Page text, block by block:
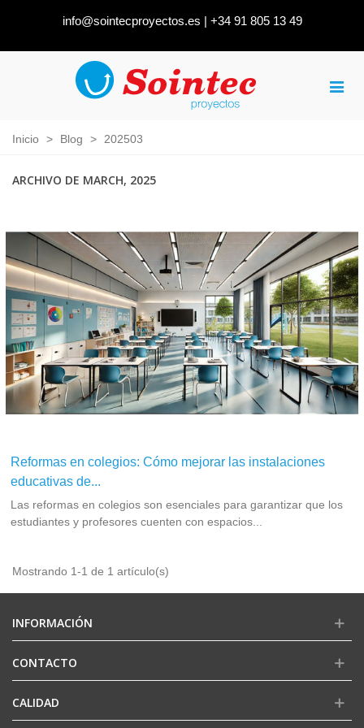
info@sointecproyectos.es | +34 91 805 13 49
Inicio > Blog > 202503
ARCHIVO DE MARCH, 2025
Reformas en colegios: Cómo mejorar las instalaciones
educativas de...
Las reformas en colegios son esenciales para garantizar que los
estudiantes y profesores cuenten con espacios...
Mostrando 1-1 de 1 artículo(s)
INFORMACIÓN
CONTACTO
CALIDAD